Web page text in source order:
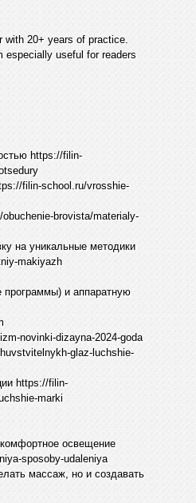
with 20+ years of practice.
especially useful for readers
https://filin-
filin-school.ru/vrosshie-
brovista/materialy-
на уникальные методики
makiyazh
программы) и аппаратную
novinki-dizayna-2024-goda
glaz-luchshie-
https://filin-
marki
освещение
sposoby-udaleniya
массаж, но и создавать